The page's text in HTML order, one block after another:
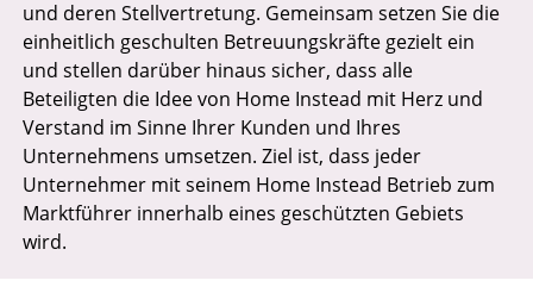
und deren Stellvertretung. Gemeinsam setzen Sie die
einheitlich geschulten Betreuungskräfte gezielt ein
und stellen darüber hinaus sicher, dass alle
Beteiligten die Idee von Home Instead mit Herz und
Verstand im Sinne Ihrer Kunden und Ihres
Unternehmens umsetzen. Ziel ist, dass jeder
Unternehmer mit seinem Home Instead Betrieb zum
Marktführer innerhalb eines geschützten Gebiets
wird.